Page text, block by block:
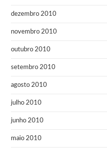
dezembro 2010
novembro 2010
outubro 2010
setembro 2010
agosto 2010
julho 2010
junho 2010
maio 2010